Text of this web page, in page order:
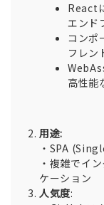
React
エンド
コンポ
フレン
高性能
用途:
・SPA
・複雑でイ
ケーション
人気度: